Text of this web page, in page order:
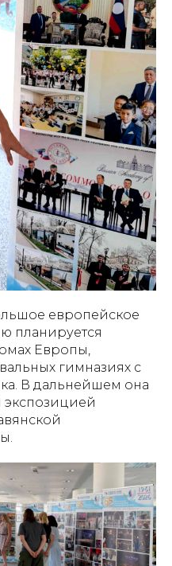
европейское
планируется
Европы,
гимназиях с
В дальнейшем она
экспозицией